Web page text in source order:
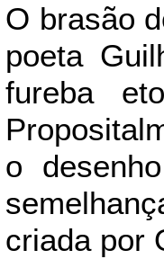
O brasão
poeta
fureba
o
criada por